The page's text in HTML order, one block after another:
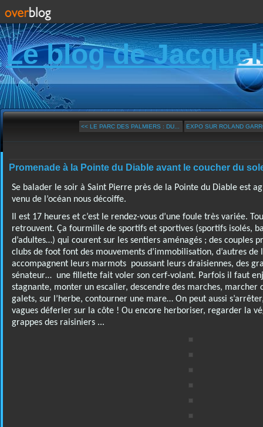
Le blog de
<< LE PARC DES PALMIERS : DU... EXPO SUR ROLAND
Promenade à la Pointe du Diable avant le coucher du
Se balader le soir à Saint Pierre près de la Pointe du Diable est
venu de l’océan nous décoiffe.
Il est 17 heures et c’est le rendez-vous d’une foule très variée.
retrouvent. Ça fourmille de sportifs et sportives (sportifs isolés,
d’adultes…) qui courent sur les sentiers aménagés ; des couples
clubs de foot font des mouvements d’immobilisation, d’autres
accompagnent leurs marmots poussant leurs draisiennes, des
sénateur… une fillette fait voler son cerf-volant. Parfois il faut
stagnante, monter un escalier, descendre des marches, marcher
galets, sur l’herbe, contourner une mare… On peut aussi
vagues déferler sur la côte ! Ou encore herboriser, regarder la
grappes des raisiniers ...